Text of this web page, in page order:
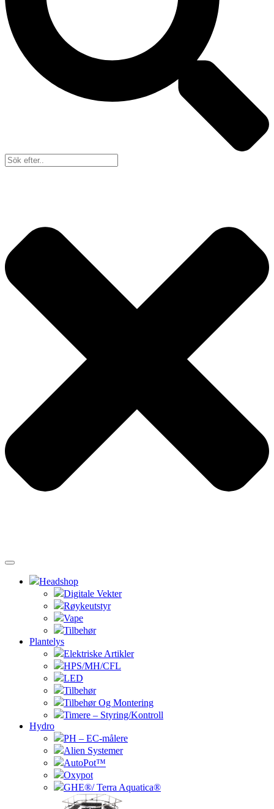
Headshop
Digitale Vekter
Røykeutstyr
Vape
Tilbehør
Plantelys
Elektriske Artikler
HPS/MH/CFL
LED
Tilbehør
Tilbehør Og Montering
Timere – Styring/Kontroll
Hydro
PH – EC-målere
Alien Systemer
AutoPot™
Oxypot
GHE®/ Terra Aquatica®